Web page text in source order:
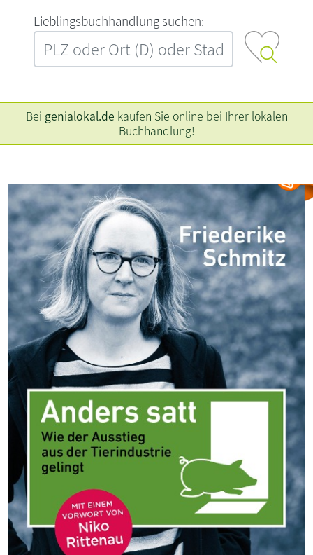
L‍i‍e‍b‍l‍i‍n‍g‍s‍b‍u‍c‍h‍h‍a‍n‍d‍l‍u‍n‍g‍ ‍s‍u‍c‍h‍e‍n‍:‍
Bei genialokal.de kaufen Sie online bei Ihrer lokalen
Buchhandlung!